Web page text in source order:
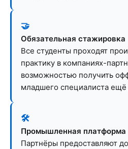
🤝
Обязательная стажировка
Все студенты проходят
практику в компаниях-
возможностью получить
младшего специалиста
🛠️
Промышленная платформа
Партнёры предоставляют